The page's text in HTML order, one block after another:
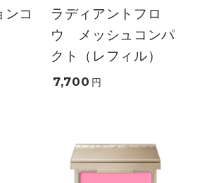
ンコ
ラディアントフロ
ウ メッシュコンパ
クト（レフィル）
7,700 円